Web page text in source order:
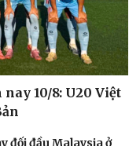
sĩ
trang
10/8: U20 Việt
đối đầu Malaysia ở